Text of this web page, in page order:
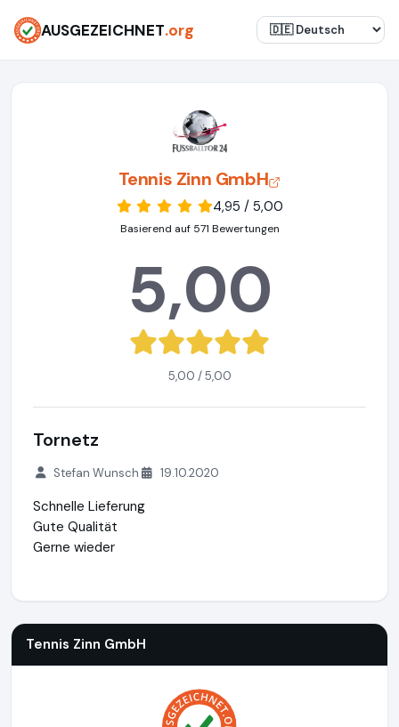
AUSGEZEICHNET.org
Tennis Zinn GmbH
4,95 / 5,00
Basierend auf 571 Bewertungen
5,00
5,00 / 5,00
Tornetz
Stefan Wunsch 19.10.2020
Schnelle Lieferung
Gute Qualität
Gerne wieder
Tennis Zinn GmbH